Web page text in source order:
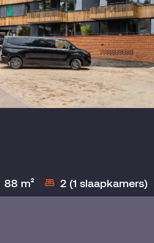
88 m² 2 (1 slaapkamers)